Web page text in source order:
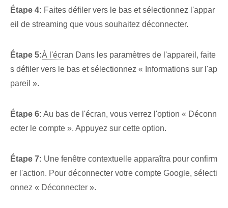
Étape 4: Faites défiler vers le bas et sélectionnez l'appar
eil de streaming que vous souhaitez déconnecter.
Étape 5:À l'écran Dans les paramètres de l'appareil, faite
s défiler vers le bas et sélectionnez « Informations sur l'ap
pareil ».
Étape 6: Au bas de l'écran, vous verrez l'option « Déconn
ecter le compte ». Appuyez sur cette option.
Étape 7: Une fenêtre contextuelle apparaîtra pour confirm
er l'action. Pour déconnecter votre compte Google, sélecti
onnez « Déconnecter ».